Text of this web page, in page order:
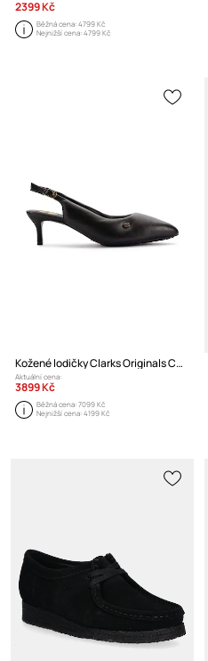
2399 Kč
Běžná cena:4799 Kč
Nejnižší cena:4799 Kč
Kožené lodičky Clarks Originals CUR Sling 1
Aktuální cena:
3899 Kč
Běžná cena:7099 Kč
Nejnižší cena:4199 Kč